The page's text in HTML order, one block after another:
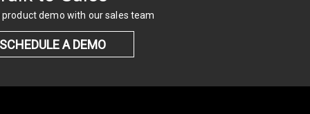
product demo with our sales team
SCHEDULE A DEMO